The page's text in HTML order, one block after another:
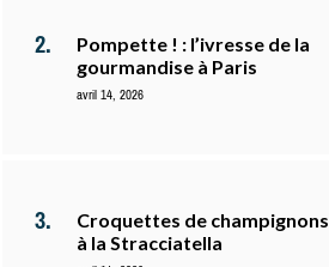
Pompette ! : l’ivresse de la
gourmandise à Paris
avril 14, 2026
Croquettes de champignons
à la Stracciatella